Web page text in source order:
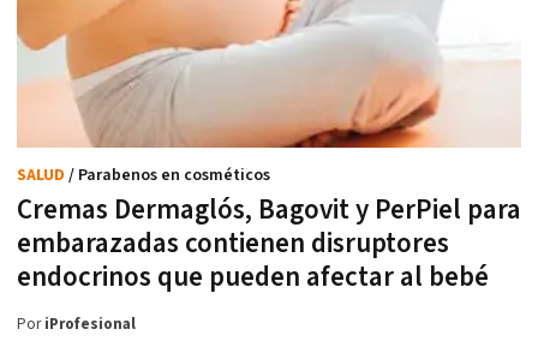
Cremas Dermaglós, Bagovit y PerPiel para
embarazadas contienen disruptores
endocrinos que pueden afectar al bebé
SALUD / Parabenos en cosméticos
PoriProfesional